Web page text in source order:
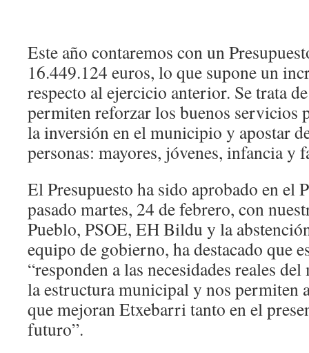
Este año contaremos con un
16.449.124 euros, lo que supone un
respecto al ejercicio anterior. Se trata
permiten reforzar los buenos servicios
la inversión en el municipio y apostar
personas: mayores, jóvenes, infancia y
El Presupuesto ha sido aprobado en el
pasado martes, 24 de febrero, con
Pueblo, PSOE, EH Bildu y la
equipo de gobierno, ha destacado que
“responden a las necesidades reales
la estructura municipal y nos permiten
que mejoran Etxebarri tanto en el
futuro”.